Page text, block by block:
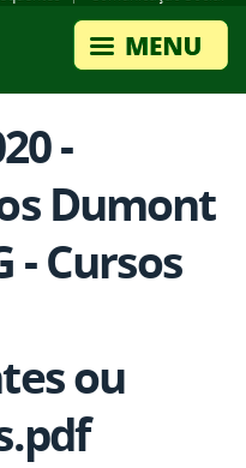
-
Dumont
- Cursos
ou